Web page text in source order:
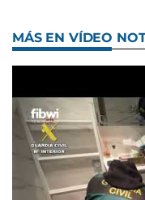
MÁS EN VÍDEO